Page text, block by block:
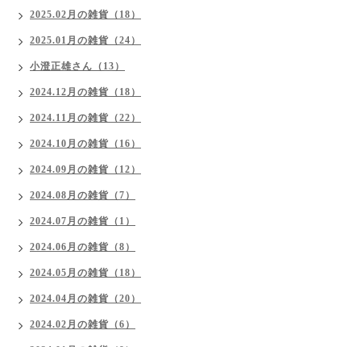
2025.02月の雑貨（18）
2025.01月の雑貨（24）
小澄正雄さん（13）
2024.12月の雑貨（18）
2024.11月の雑貨（22）
2024.10月の雑貨（16）
2024.09月の雑貨（12）
2024.08月の雑貨（7）
2024.07月の雑貨（1）
2024.06月の雑貨（8）
2024.05月の雑貨（18）
2024.04月の雑貨（20）
2024.02月の雑貨（6）